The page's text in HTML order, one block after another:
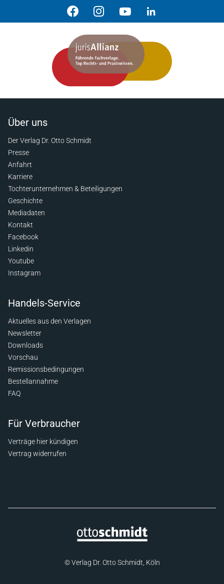
Über uns
Der Verlag Dr. Otto Schmidt
Presse
Anfahrt
Karriere
Tochterunternehmen & Beteiligungen
Geschichte
Mediadaten
Kontakt
Facebook
Linkedin
Youtube
Instagram
Handels-Service
Aktuelles aus den Verlagen
Newsletter
Downloads
Vorschau
Remissionsbedingungen
Bestellannahme
FAQ
Für Verbraucher
Verträge hier kündigen
Vertrag widerrufen
© Verlag Dr. Otto Schmidt, Köln